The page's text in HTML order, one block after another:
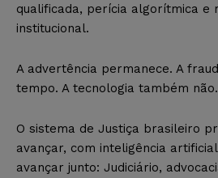
qualificada, perícia algorítmica e
institucional.
A advertência permanece. A
tempo. A tecnologia também não.
O sistema de Justiça brasileiro
avançar, com inteligência
avançar junto: Judiciário,